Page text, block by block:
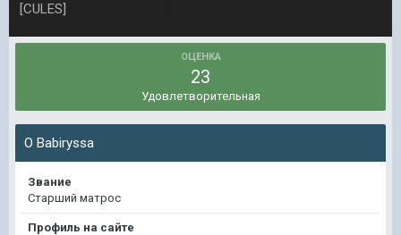
[CULES]
ОЦЕНКА
23
Удовлетворительная
О Babiryssa
Звание
Старший матрос
Профиль на сайте